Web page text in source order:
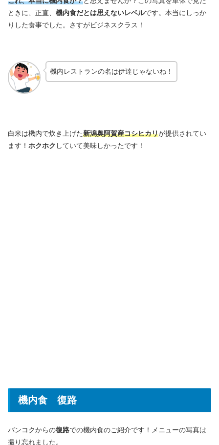
ときに、正直、 機内食だとは思えないレベルです。本当にしっか
りした食事でした。さすがビジネスクラス！
機内レストランの名は伊達じゃないね！
白米は機内で炊き上げた新潟奥阿賀産コシヒカリが提供されてい
ます！ ホクホク していて美味しかったです！
機内食 復路
バンコクからの復路での機内食のご紹介です！メニューの写真は
撮り忘れました。